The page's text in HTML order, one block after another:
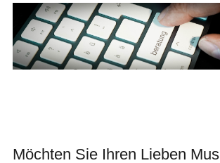
Möchten Sie Ihren Lieben